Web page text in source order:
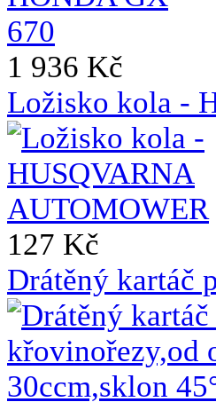
1 936 Kč
Ložisko kola -
127 Kč
Drátěný kartáč